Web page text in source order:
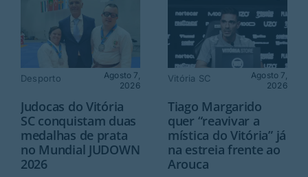
Desporto
Agosto 7,
2026
Judocas do Vitória
SC conquistam duas
medalhas de prata
no Mundial JUDOWN
2026
Vitória SC
Agosto 7,
2026
Tiago Margarido
quer “reavivar a
mística do Vitória” já
na estreia frente ao
Arouca